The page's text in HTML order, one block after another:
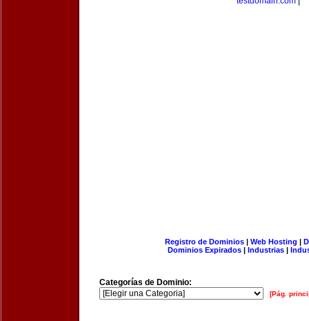
Registro de Dominios| Web Hosting |
Dominios Expirados | Industrias |
Categorías de Dominio:
[Pág.